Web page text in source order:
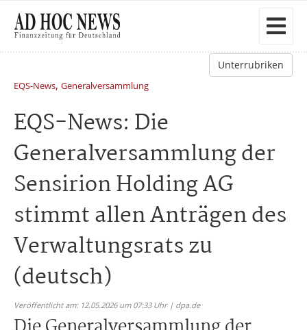
Unterrubriken
EQS-News, Generalversammlung
EQS-News: Die
Generalversammlung der
Sensirion Holding AG
stimmt allen Anträgen des
Verwaltungsrats zu
(deutsch)
Veröffentlicht am: 12.05.2026 um 07:33 Uhr | dpa.de